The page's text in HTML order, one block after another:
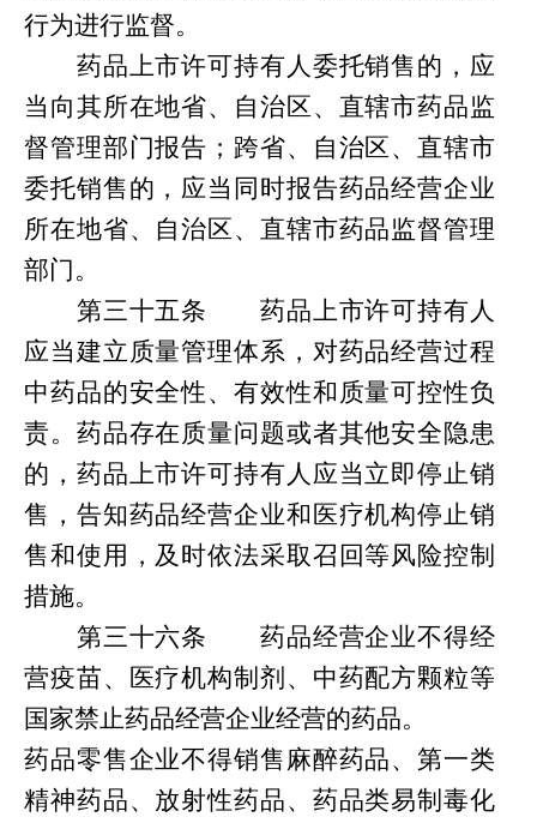
行为进行监督。
药品上市许可持有人委托销售的，应
当向其所在地省、自治区、直辖市药品监
督管理部门报告；跨省、自治区、直辖市
委托销售的，应当同时报告药品经营企业
所在地省、自治区、直辖市药品监督管理
部门。
第三十五条
药品上市许可持有人
应当建立质量管理体系，对药品经营过程
中药品的安全性、有效性和质量可控性负
责。药品存在质量问题或者其他安全隐患
的，药品上市许可持有人应当立即停止销
售，告知药品经营企业和医疗机构停止销
售和使用，及时依法采取召回等风险控制
措施。
第三十六条
药品经营企业不得经
营疫苗、医疗机构制剂、中药配方颗粒等
国家禁止药品经营企业经营的药品。
药品零售企业不得销售麻醉药品、第一类
精神药品、放射性药品、药品类易制毒化